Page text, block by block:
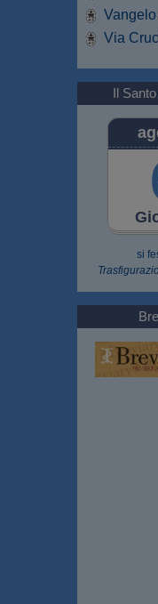
Via
Il
si